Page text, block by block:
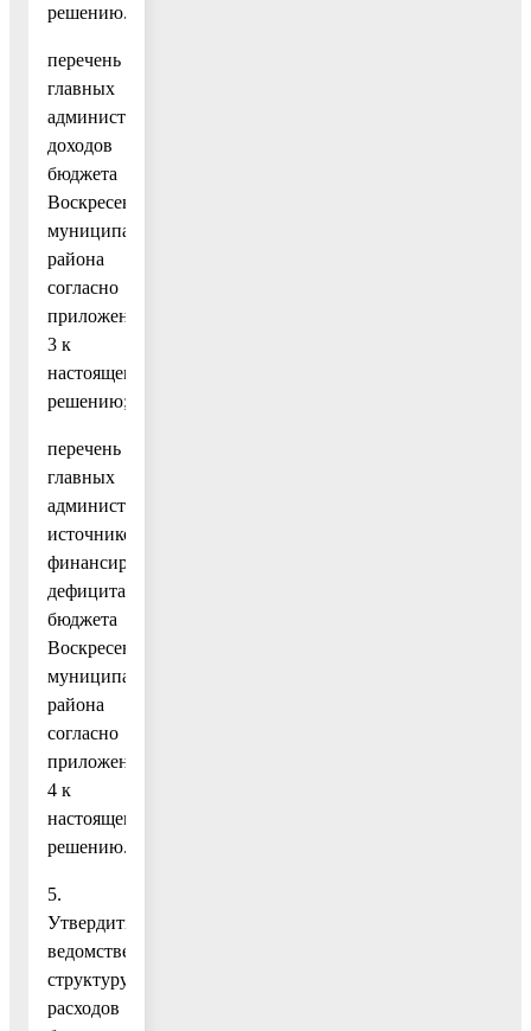
решению.
перечень
главных
администраторов
доходов
бюджета
Воскресенского
муниципального
района
согласно
приложению
3 к
настоящему
решению;
перечень
главных
администраторов
источников
финансирования
дефицита
бюджета
Воскресенского
муниципального
района
согласно
приложению
4 к
настоящему
решению.
5.
Утвердить
ведомственную
структуру
расходов